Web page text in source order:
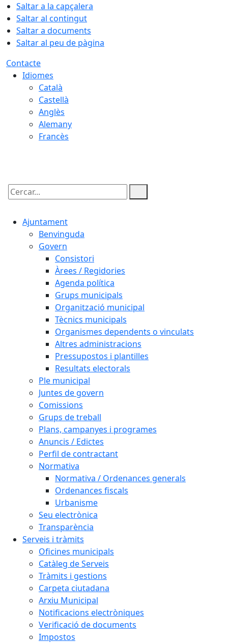
Saltar a la capçalera
Saltar al contingut
Saltar a documents
Saltar al peu de pàgina
Contacte
Idiomes
Català
Castellà
Anglès
Alemany
Francès
Cercar:
Ajuntament
Benvinguda
Govern
Consistori
Àrees / Regidories
Agenda política
Grups municipals
Organització municipal
Tècnics municipals
Organismes dependents o vinculats
Altres administracions
Pressupostos i plantilles
Resultats electorals
Ple municipal
Juntes de govern
Comissions
Grups de treball
Plans, campanyes i programes
Anuncis / Edictes
Perfil de contractant
Normativa
Normativa / Ordenances generals
Ordenances fiscals
Urbanisme
Seu electrònica
Transparència
Serveis i tràmits
Oficines municipals
Catàleg de Serveis
Tràmits i gestions
Carpeta ciutadana
Arxiu Municipal
Notificacions electròniques
Verificació de documents
Impostos